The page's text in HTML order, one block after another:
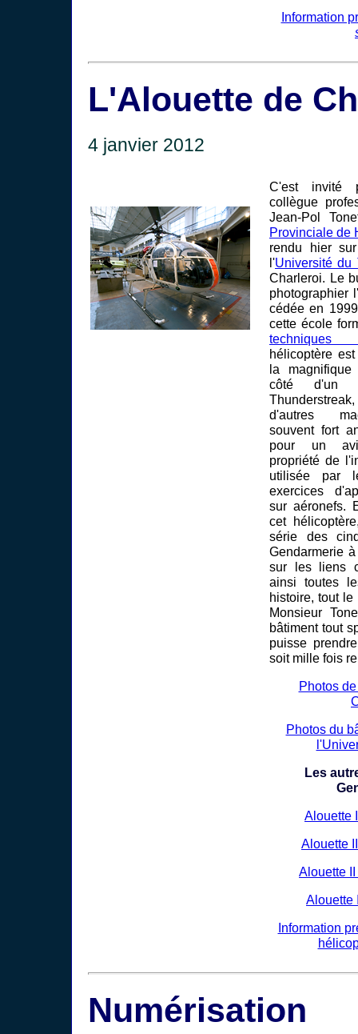
Information
L'Alouette de
4 janvier 2012
C'est invité
collègue
Jean-Pol
Provinciale de
rendu hier
l'Université du
Charleroi. Le
photographier
cédée en
cette école
techniques
hélicoptère
la
côté d'un
d'autres
souvent fort
pour un
propriété de
utilisée par
exercices
sur aéronefs.
cet
série des
Gendarmerie
sur les liens
ainsi toutes
histoire, tout le
Monsieur
bâtiment tout
puisse
soit mille fois
Photos
Photos du
Les
Alouette
Alouette
Alouette
Alouette
Information